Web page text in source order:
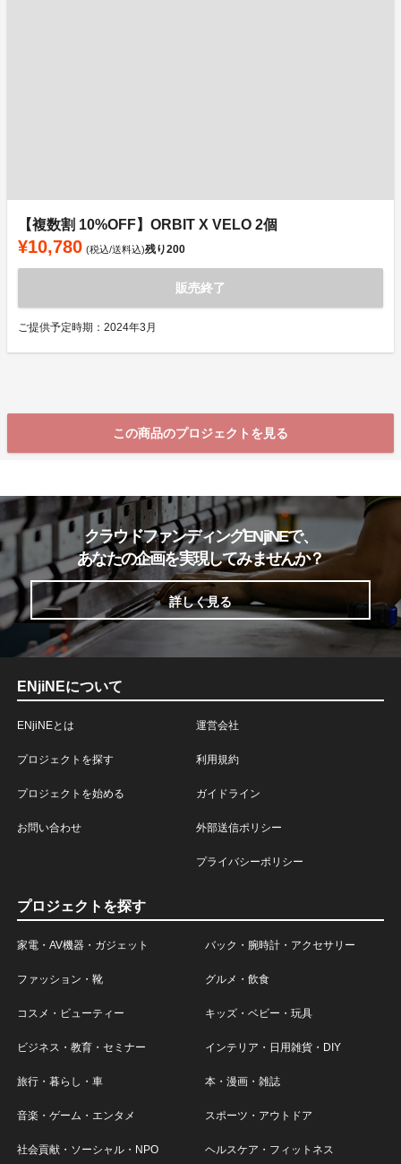
【複数割 10%OFF】ORBIT X VELO 2個
¥10,780 (税込/送料込)残り200
販売終了
ご提供予定時期：2024年3月
この商品のプロジェクトを見る
クラウドファンディングENjiNEで、
あなたの企画を実現してみませんか？
詳しく見る
ENjiNEについて
ENjiNEとは
プロジェクトを探す
プロジェクトを始める
お問い合わせ
運営会社
利用規約
ガイドライン
外部送信ポリシー
プライバシーポリシー
プロジェクトを探す
家電・AV機器・ガジェット バック・腕時計・アクセサリー
ファッション・靴 グルメ・飲食
コスメ・ビューティー キッズ・ベビー・玩具
ビジネス・教育・セミナー インテリア・日用雑貨・DIY
旅行・暮らし・車 本・漫画・雑誌
音楽・ゲーム・エンタメ スポーツ・アウトドア
社会貢献・ソーシャル・NPO ヘルスケア・フィットネス